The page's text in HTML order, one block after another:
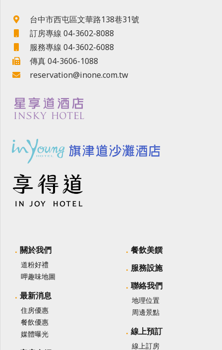
台中市西屯區文華路138巷31號
訂房專線 04-3602-8088
服務專線 04-3602-6088
傳真 04-3606-1088
reservation@inone.com.tw
關於我們
道粉好禮
呷趣味地圖
最新消息
住房優惠
餐飲優惠
媒體曝光
餐飲美饌
服務設施
聯絡我們
地理位置
周邊景點
線上預訂
線上訂房